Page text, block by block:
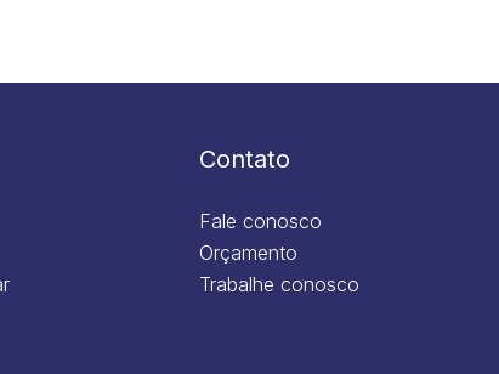
Contato
Fale conosco
Orçamento
Trabalhe conosco